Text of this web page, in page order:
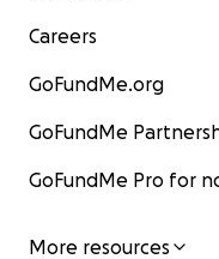
Careers
GoFundMe.org
GoFundMe
GoFundMe Pro for
More resources